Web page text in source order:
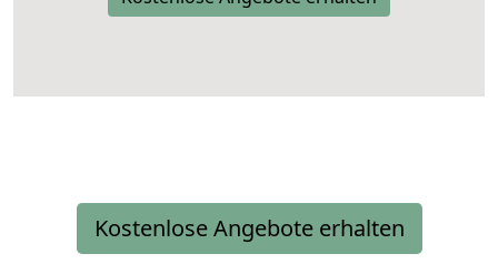
Kostenlose Angebote erhalten